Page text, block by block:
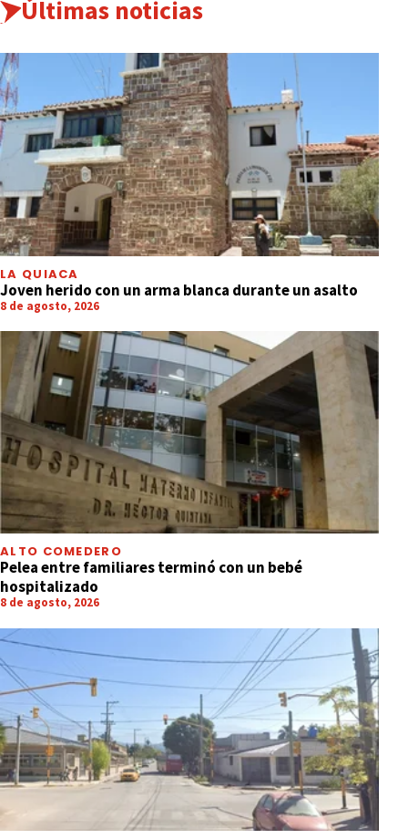
Últimas noticias
LA QUIACA
Joven herido con un arma blanca durante un asalto
8 de agosto, 2026
ALTO COMEDERO
Pelea entre familiares terminó con un bebé
hospitalizado
8 de agosto, 2026